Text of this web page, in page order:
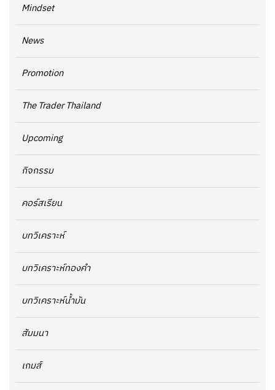
Mindset
News
Promotion
The Trader Thailand
Upcoming
กิจกรรม
คอร์สเรียน
บทวิเคราะห์
บทวิเคราะห์ทองคำ
บทวิเคราะห์น้ำมัน
สัมมนา
เกมส์